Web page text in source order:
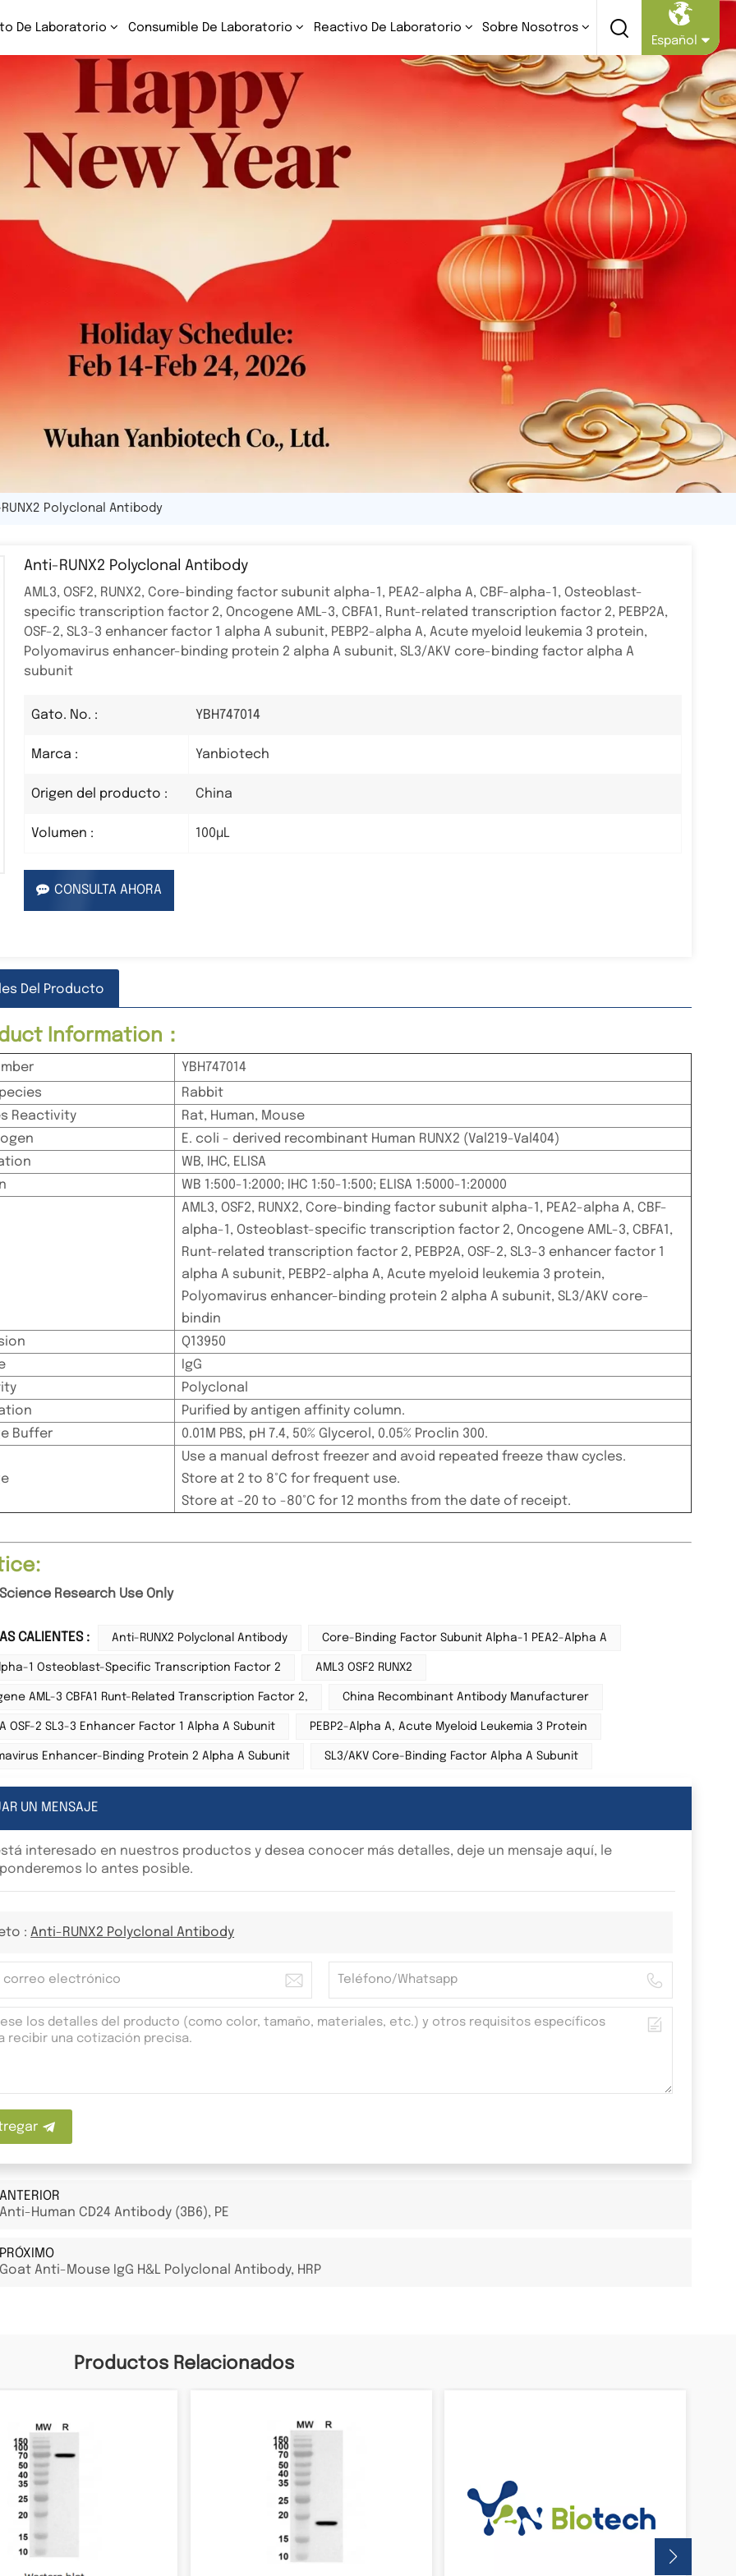
De Laboratorio Consumible De Laboratorio Reactivo De Laboratorio
Sobre Nosotros
Español
English
Русский
Español
Polyclonal Antibody
Anti-RUNX2 Polyclonal Antibody
AML3, OSF2, RUNX2, Core-binding factor subunit alpha-1, PEA2-alpha A, CBF-alpha-1, Osteoblast-
specific transcription factor 2, Oncogene AML-3, CBFA1, Runt-related transcription factor 2, PEBP2A,
OSF-2, SL3-3 enhancer factor 1 alpha A subunit, PEBP2-alpha A, Acute myeloid leukemia 3 protein,
Polyomavirus enhancer-binding protein 2 alpha A subunit, SL3/AKV core-binding factor alpha A
subunit
Gato. No. : YBH747014
Marca : Yanbiotech
Origen del producto : China
Volumen : 100µL
CONSULTA AHORA
Del Producto
Information：
YBH747014
Rabbit
Reactivity
Rat, Human, Mouse
E. coli - derived recombinant Human RUNX2 (Val219-Val404)
WB, IHC, ELISA
WB 1:500-1:2000; IHC 1:50-1:500; ELISA 1:5000-1:20000
AML3, OSF2, RUNX2, Core-binding factor subunit alpha-1, PEA2-alpha A, CBF-
alpha-1, Osteoblast-specific transcription factor 2, Oncogene AML-3, CBFA1,
Runt-related transcription factor 2, PEBP2A, OSF-2, SL3-3 enhancer factor 1
alpha A subunit, PEBP2-alpha A, Acute myeloid leukemia 3 protein,
Polyomavirus enhancer-binding protein 2 alpha A subunit, SL3/AKV core-
bindin
Q13950
IgG
Polyclonal
Purified by antigen affinity column.
Buffer
0.01M PBS, pH 7.4, 50% Glycerol, 0.05% Proclin 300.
Use a manual defrost freezer and avoid repeated freeze thaw cycles.
Store at 2 to 8°C for frequent use.
Store at -20 to -80°C for 12 months from the date of receipt.
Research Use Only
CALIENTES : Anti-RUNX2 Polyclonal Antibody Core-Binding Factor Subunit Alpha-1 PEA2-Alpha A
1 Osteoblast-Specific Transcription Factor 2 AML3 OSF2 RUNX2
AML-3 CBFA1 Runt-Related Transcription Factor 2, China Recombinant Antibody Manufacturer
OSF-2 SL3-3 Enhancer Factor 1 Alpha A Subunit PEBP2-Alpha A, Acute Myeloid Leukemia 3 Protein
Enhancer-Binding Protein 2 Alpha A Subunit SL3/AKV Core-Binding Factor Alpha A Subunit
UN MENSAJE
interesado en nuestros productos y desea conocer más detalles, deje un mensaje aquí, le
lo antes posible.
:Anti-RUNX2 Polyclonal Antibody
ANTERIOR
Anti-Human CD24 Antibody (3B6), PE
PRÓXIMO
Goat Anti-Mouse IgG H&L Polyclonal Antibody, HRP
Productos Relacionados